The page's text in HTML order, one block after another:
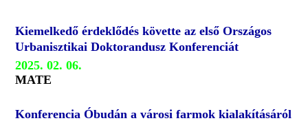
Kiemelkedő érdeklődés követte az első Országos
Urbanisztikai Doktorandusz Konferenciát
2025. 02. 06.
MATE
Konferencia Óbudán a városi farmok kialakításáról